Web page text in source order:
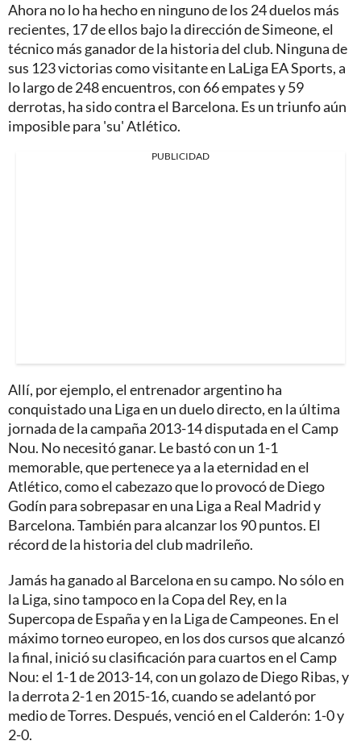
Ahora no lo ha hecho en ninguno de los 24 duelos más
recientes, 17 de ellos bajo la dirección de Simeone, el
técnico más ganador de la historia del club. Ninguna de
sus 123 victorias como visitante en LaLiga EA Sports, a
lo largo de 248 encuentros, con 66 empates y 59
derrotas, ha sido contra el Barcelona. Es un triunfo aún
imposible para 'su' Atlético.
PUBLICIDAD
Allí, por ejemplo, el entrenador argentino ha
conquistado una Liga en un duelo directo, en la última
jornada de la campaña 2013-14 disputada en el Camp
Nou. No necesitó ganar. Le bastó con un 1-1
memorable, que pertenece ya a la eternidad en el
Atlético, como el cabezazo que lo provocó de Diego
Godín para sobrepasar en una Liga a Real Madrid y
Barcelona. También para alcanzar los 90 puntos. El
récord de la historia del club madrileño.
Jamás ha ganado al Barcelona en su campo. No sólo en
la Liga, sino tampoco en la Copa del Rey, en la
Supercopa de España y en la Liga de Campeones. En el
máximo torneo europeo, en los dos cursos que alcanzó
la final, inició su clasificación para cuartos en el Camp
Nou: el 1-1 de 2013-14, con un golazo de Diego Ribas, y
la derrota 2-1 en 2015-16, cuando se adelantó por
medio de Torres. Después, venció en el Calderón: 1-0 y
2-0.